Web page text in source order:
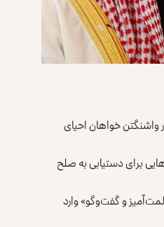
واشنگتن خواهان احیای
تحولات و راه‌هایی برای دستیابی به صلح
و گفت‌وگو» وارد